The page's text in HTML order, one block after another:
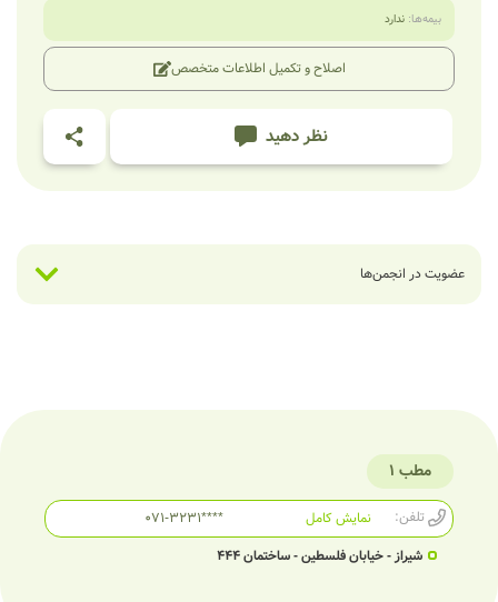
بیمه‌ها: ندارد
اصلاح و تکمیل اطلاعات متخصص
نظر دهید
عضویت در انجمن‌ها
مطب 1
تلفن: 071-3231****
نمایش کامل
شیراز - خیابان فلسطین - ساختمان 444